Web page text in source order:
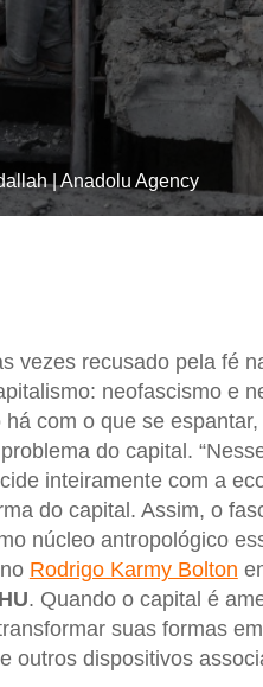
| Anadolu Agency
vezes recusado pela fé
neofascismo e
com o que se
do capital.
inteiramente com a
do capital. Assim, o
núcleo antropológico
Rodrigo Karmy Bolton
. Quando o capital é
suas formas
outros dispositivos